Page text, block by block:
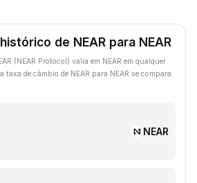
de NEAR para NEAR
(NEAR Protocol) valia em NEAR em qualquer
taxa de câmbio de NEAR para NEAR se compara
NEAR